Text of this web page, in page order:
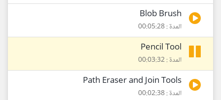
Blob Brush
المدة : 00:05:28
Pencil Tool
المدة : 00:03:32
Path Eraser and Join Tools
المدة : 00:02:38